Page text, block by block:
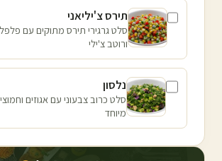
תירס צ'יליאני
סלט גרגירי תירס מתוקים עם
ורוטב צ'ילי
נלסון
סלט כרוב צבעוני עם אגוזים
מיוחד